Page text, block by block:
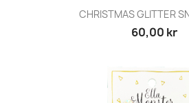
CHRISTMAS GLITTER
60,00 kr